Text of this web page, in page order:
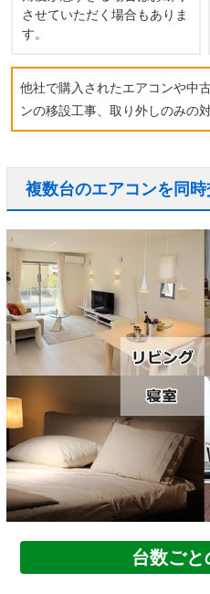
させていただく場合もありま
す。
他社で購入されたエアコンや中
ンの移設工事、取り外しのみの
複数台のエアコンを同時
台数ごと